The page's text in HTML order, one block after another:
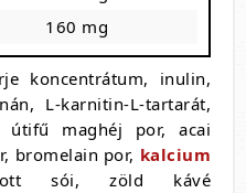
160 mg
koncentrátum, inulin,
L-karnitin-L-tartarát,
maghéj por, acai
bromelain por, kalcium
sói, zöld kávé